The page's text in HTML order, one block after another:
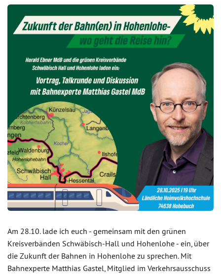
Am 28.10. lade ich euch - gemeinsam mit den grünen
Kreisverbänden Schwäbisch-Hall und Hohenlohe - ein, über
die Zukunft der Bahnen in Hohenlohe zu sprechen. Mit
Bahnexperte Matthias Gastel, Mitglied im Verkehrsausschuss